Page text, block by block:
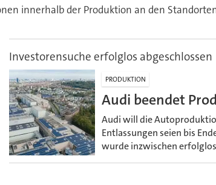
innerhalb der Produktion an den
Investorensuche erfolglos abgeschlossen
PRODUKTION
Audi beendet
Audi will die
Entlassungen seien bis
wurde inzwischen